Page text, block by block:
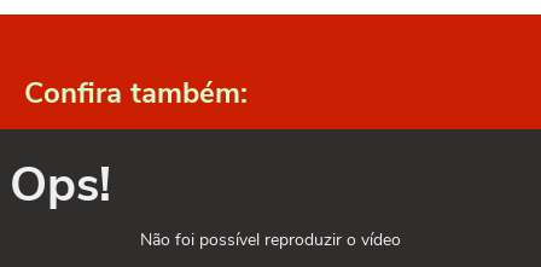
Confira também:
Ops!
Não foi possível reproduzir o vídeo